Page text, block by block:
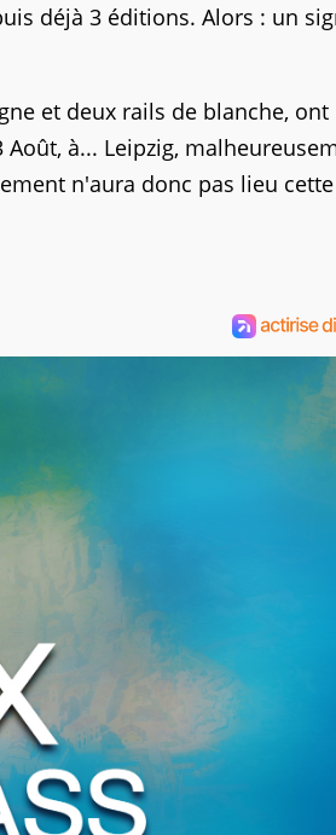
déjà 3 éditions. Alors : un
et deux rails de blanche,
à... Leipzig,
n'aura donc pas lieu